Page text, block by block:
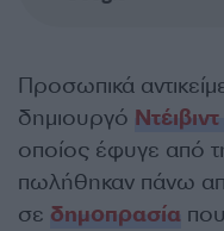
Προσωπικά
δημιουργό
οποίος έφυγε από
πωλήθηκαν πάνω
σε δημοπρασία